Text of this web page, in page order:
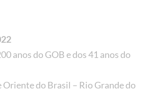
anos do GOB e dos 41 anos do
Oriente do Brasil – Rio Grande do